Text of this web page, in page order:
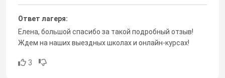
Ответ лагеря:
Елена, большой спасибо за такой подробный отзыв!
Ждем на наших выездных школах и онлайн-курсах!
3